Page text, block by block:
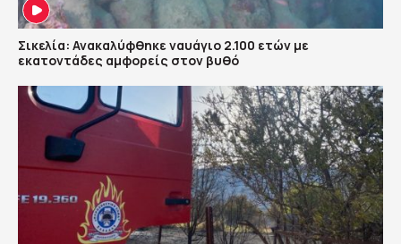
Σικελία: Ανακαλύφθηκε ναυάγιο 2.100 ετών με
εκατοντάδες αμφορείς στον βυθό